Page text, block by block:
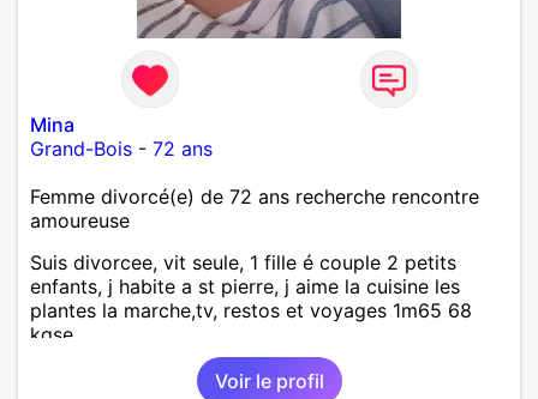
Mina
Grand-Bois - 72 ans
Femme divorcé(e) de 72 ans recherche rencontre
amoureuse
Suis divorcee, vit seule, 1 fille é couple 2 petits
enfants, j habite a st pierre, j aime la cuisine les
plantes la marche,tv, restos et voyages 1m65 68
kgse
Voir le profil